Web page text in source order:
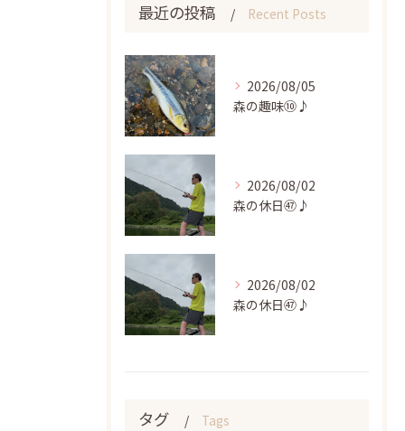
最近の投稿 Recent Posts
2026/08/05
森の趣味⑩♪
2026/08/02
森の休日㊼♪
2026/08/02
森の休日㊼♪
タグ Tags